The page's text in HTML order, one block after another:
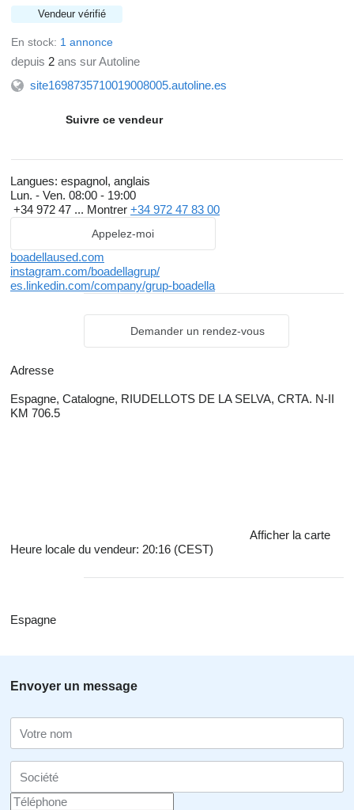
Vendeur vérifié
En stock: 1 annonce
depuis 2 ans sur Autoline
site1698735710019008005.autoline.es
Suivre ce vendeur
Langues: espagnol, anglais
Lun. - Ven. 08:00 - 19:00
+34 972 47 ... Montrer +34 972 47 83 00
Appelez-moi
boadellaused.com
instagram.com/boadellagrup/
es.linkedin.com/company/grup-boadella
Demander un rendez-vous
Adresse
Espagne, Catalogne, RIUDELLOTS DE LA SELVA, CRTA. N-II
KM 706.5
Afficher la carte
Heure locale du vendeur: 20:16 (CEST)
Espagne
Envoyer un message